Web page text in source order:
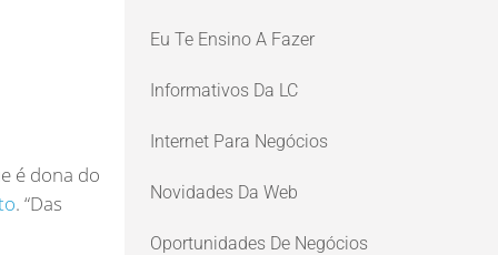
é dona do
. “Das
Eu Te Ensino A Fazer
Informativos Da LC
Internet Para Negócios
Novidades Da Web
Oportunidades De Negócios